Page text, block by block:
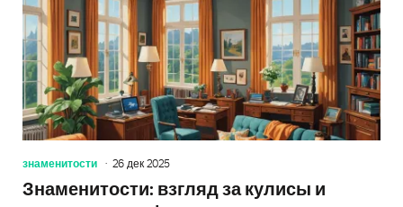
знаменитости 26 дек 2025
Знаменитости: взгляд за кулисы и